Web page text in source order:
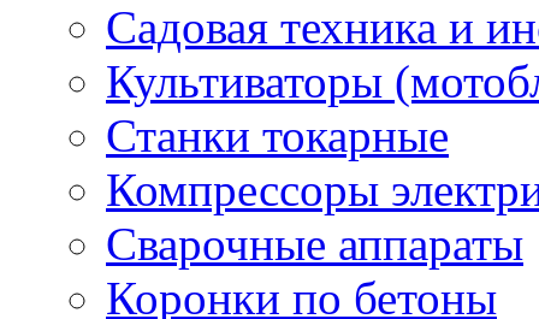
Садовая техника и
Культиваторы
Станки токарные
Компрессоры
Сварочные аппараты
Коронки по бетоны